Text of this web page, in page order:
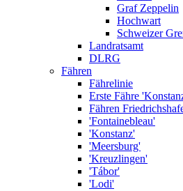
Graf Zeppelin
Hochwart
Schweizer
Landratsamt
DLRG
Fähren
Fährelinie
Erste Fähre
Fähren
'Fontainebleau'
'Konstanz'
'Meersburg'
'Kreuzlingen'
'Tábor'
'Lodi'